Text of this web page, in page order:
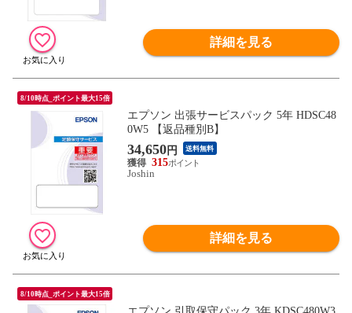
詳細を見る
8/10時点_ポイント最大15倍
エプソン 出張サービスパック 5年 HDSC48
0W5 【返品種別B】
34,650円 送料無料
315
Joshin
詳細を見る
8/10時点_ポイント最大15倍